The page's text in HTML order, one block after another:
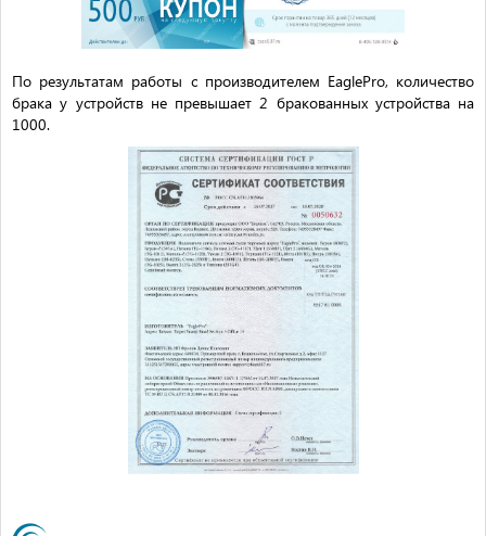
По результатам работы с производителем EaglePro, количество
брака у устройств не превышает 2 бракованных устройства на
1000.